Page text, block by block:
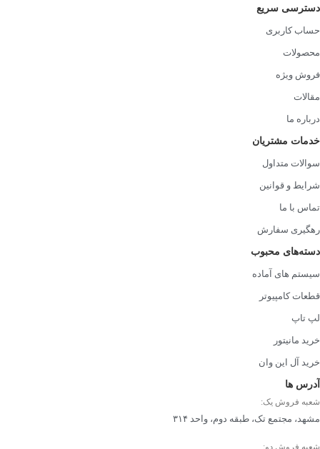
دسترسی سریع
حساب کاربری
محصولات
فروش ویژه
مقالات
درباره ما
خدمات مشتریان
سوالات متداول
شرایط و قوانین
تماس با ما
رهگیری سفارش
دسته‌های محبوب
سیستم های آماده
قطعات کامپیوتر
لپ تاپ
خرید مانیتور
خرید آل این وان
آدرس ها
شعبه فروش یک:
مشهد، مجتمع تک، طبقه دوم، واحد ۳۱۴
شعبه فروش دو: